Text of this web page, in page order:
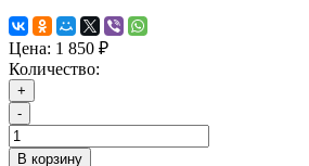
Цена: 1 850 ₽
Количество:
+
-
В корзину